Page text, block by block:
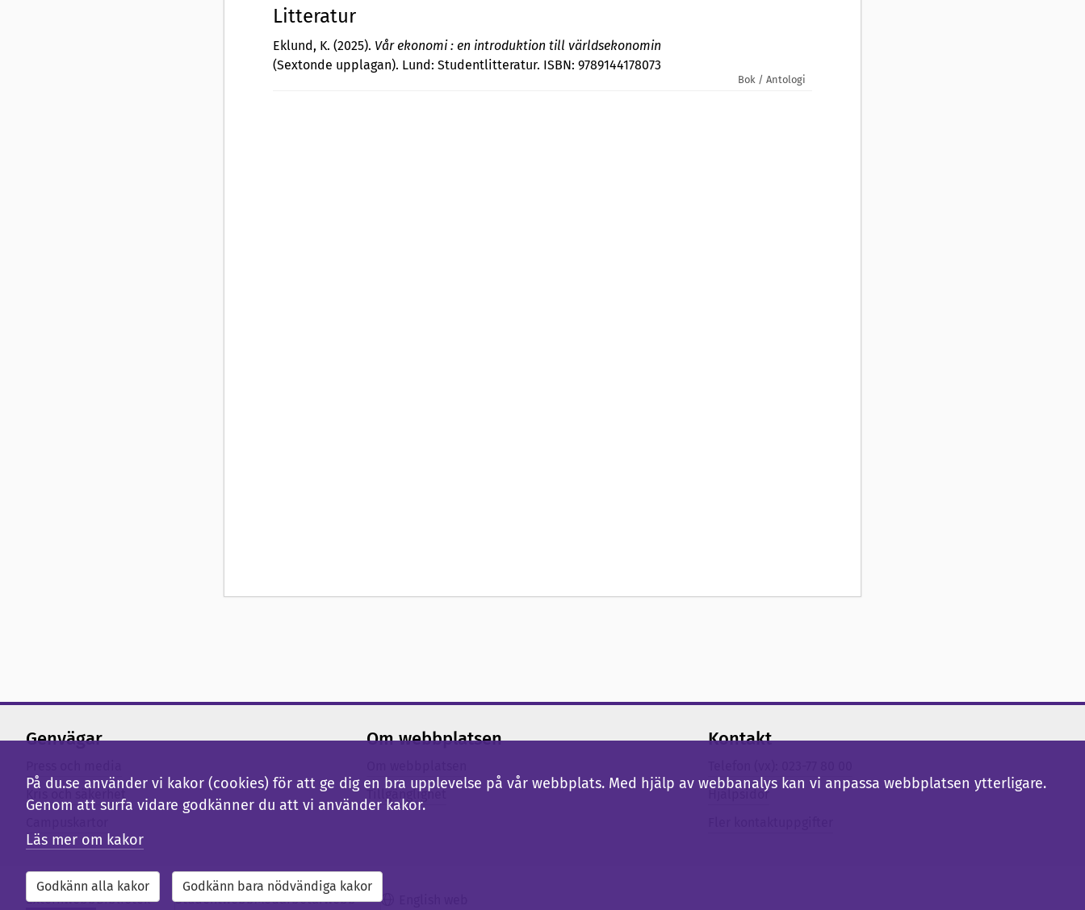
Litteratur
Eklund, K. (2025). Vår ekonomi : en introduktion till världsekonomin
(Sextonde upplagan). Lund: Studentlitteratur. ISBN: 9789144178073
Bok / Antologi
Genvägar Om webbplatsen
Tillgänglighet
Kontakt
Hjälpsidor
ExternwebbBibliotek StudentwebbMedarbetarwebb
På du.se använder vi kakor (cookies) för att ge dig en bra upplevelse på vår webbplats. Med hjälp av webbanalys kan vi anpassa webbplatsen ytterligare.
Genom att surfa vidare godkänner du att vi använder kakor.
Läs mer om kakor
Godkänn alla kakor Godkänn bara nödvändiga kakor